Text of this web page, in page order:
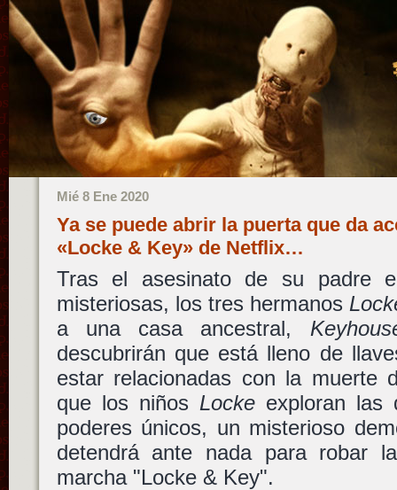
Mié 8 Ene 2020
Ya se puede abrir la puerta que da
«Locke & Key» de Netflix…
Tras el asesinato de su padre
misteriosas, los tres hermanos
a una casa ancestral,
descubrirán que está lleno de
estar relacionadas con la muerte
que los niños Lockeexploran las
poderes únicos, un misterioso
detendrá ante nada para robar
marcha "Locke & Key".